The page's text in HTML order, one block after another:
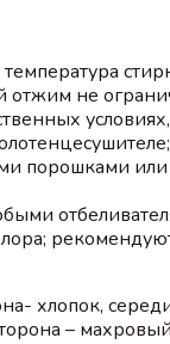
отжим не
порошками
хлопок,
–